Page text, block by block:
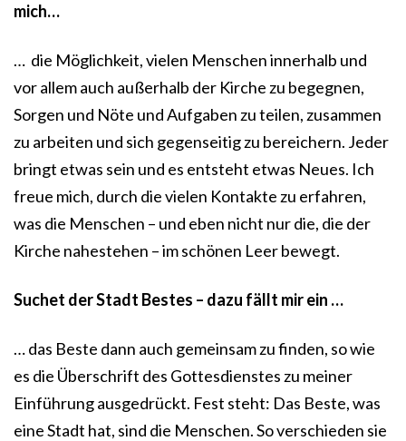
mich…
… die Möglichkeit, vielen Menschen innerhalb und
vor allem auch außerhalb der Kirche zu begegnen,
Sorgen und Nöte und Aufgaben zu teilen, zusammen
zu arbeiten und sich gegenseitig zu bereichern. Jeder
bringt etwas sein und es entsteht etwas Neues. Ich
freue mich, durch die vielen Kontakte zu erfahren,
was die Menschen – und eben nicht nur die, die der
Kirche nahestehen – im schönen Leer bewegt.
Suchet der Stadt Bestes – dazu fällt mir ein …
… das Beste dann auch gemeinsam zu finden, so wie
es die Überschrift des Gottesdienstes zu meiner
Einführung ausgedrückt. Fest steht: Das Beste, was
eine Stadt hat, sind die Menschen. So verschieden sie